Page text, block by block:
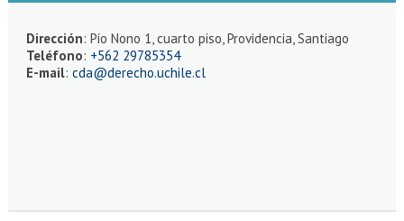
Dirección: Pío Nono 1, cuarto piso, Providencia, Santiago
Teléfono: +562 29785354
E-mail: cda@derecho.uchile.cl